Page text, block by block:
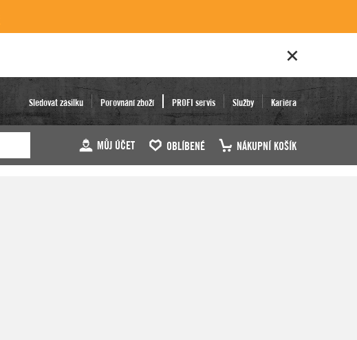
Sledovat zásilku Porovnání zboží PROFI servis Služby Kariéra
MŮJ ÚČET OBLÍBENÉ NÁKUPNÍ KOŠÍK